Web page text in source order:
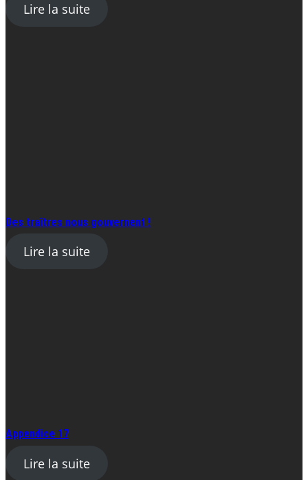
Lire la suite
Des traîtres nous gouvernent !
Lire la suite
Appendice 17
Lire la suite